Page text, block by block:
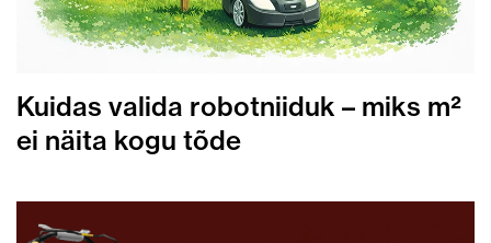
Kuidas valida robotniiduk – miks m²
ei näita kogu tõde